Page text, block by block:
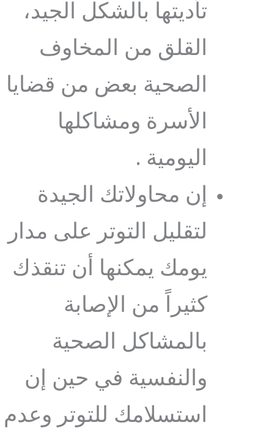
تأديتها بالشكل الجيد،
القلق من المخاوف
الصحية بعض من قضايا
الأسرة ومشاكلها
اليومية .
إن محاولاتك الجيدة
لتقليل التوتر على مدار
يومك يمكنها أن تنقذك
كثيراً من الإصابة
بالمشاكل الصحية
والنفسية في حين إن
استسلامك للتوتر وعدم